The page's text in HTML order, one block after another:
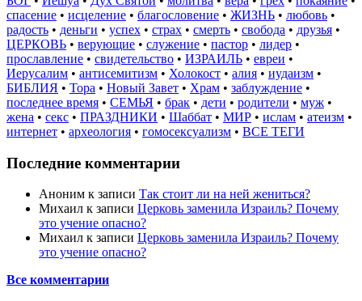
спасение • исцеление • благословение • ЖИЗНЬ • любовь •
радость • деньги • успех • страх • смерть • свобода • друзья •
ЦЕРКОВЬ • верующие • служение • пастор • лидер •
прославление • свидетельство • ИЗРАИЛЬ • евреи •
Иерусалим • антисемитизм • Холокост • алия • иудаизм •
БИБЛИЯ • Тора • Новый Завет • Храм • заблуждение •
последнее время • СЕМЬЯ • брак • дети • родители • муж •
жена • секс • ПРАЗДНИКИ • Шаббат • МИР • ислам • атеизм •
интернет • археология • гомосексуализм • ВСЕ ТЕГИ
Последние комментарии
Аноним к записи Так стоит ли на ней жениться?
Михаил к записи Церковь заменила Израиль? Почему
это учение опасно?
Михаил к записи Церковь заменила Израиль? Почему
это учение опасно?
Все комментарии